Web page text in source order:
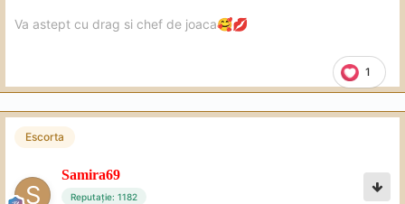
1
Va astept cu drag si chef de joaca🥰💋
Escorta
Samira69
Reputație: 1182